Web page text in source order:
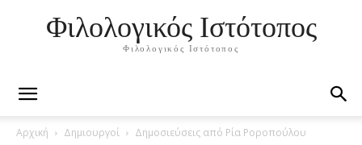
Φιλολογικός Ιστότοπος
Φιλολογικός Ιστότοπος
Αρχική Δημιουργοί Δημοσιεύσεις από Ρία Ροροπούλου